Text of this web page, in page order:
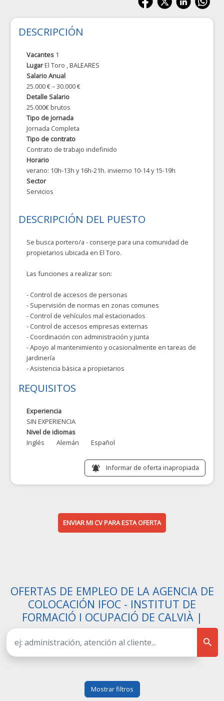
DESCRIPCIÓN
Vacantes 1
LugarEl Toro , BALEARES
Salario Anual
25.000 € – 30.000 €
Detalle Salario
25.000€ brutos
Tipo de jornada
Jornada Completa
Tipo de contrato
Contrato de trabajo indefinido
Horario
verano: 10h-13h y 16h-21h. invierno 10-14 y 15-19h
Sector
Servicios
DESCRIPCIÓN DEL PUESTO
Se busca portero/a - conserje para una comunidad de
propietarios ubicada en El Toro.
Las funciones a realizar son:
- Control de accesos de personas
- Supervisión de normas en zonas comunes
- Control de vehículos mal estacionados
- Control de accesos empresas externas
- Coordinación con administración y junta
- Apoyo al mantenimiento y ocasionalmente en tareas de
jardinería
- Asistencia básica a propietarios
REQUISITOS
Experiencia
SIN EXPERIENCIA
Nivel de idiomas
Inglés
Alemán Español
notifications_active Informar de oferta inapropiada
ENVIAR MI CV PARA ESTA OFERTA
OFERTAS DE EMPLEO DE LA AGENCIA DE
COLOCACIÓN IFOC - INSTITUT DE
FORMACIÓ I OCUPACIÓ DE CALVIÀ |
Mostrar filtros